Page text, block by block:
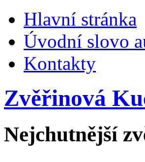
Hlavní stránka
Úvodní slovo
Kontakty
Zvěřinová
Nejchutnější